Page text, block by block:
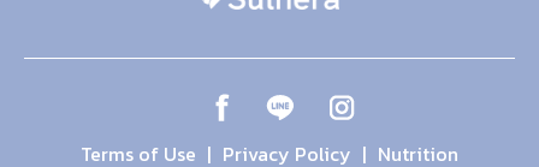
Terms of Use Privacy Policy Nutrition